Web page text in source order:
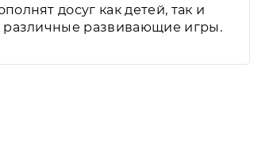
досуг как детей, так и
различные развивающие игры.